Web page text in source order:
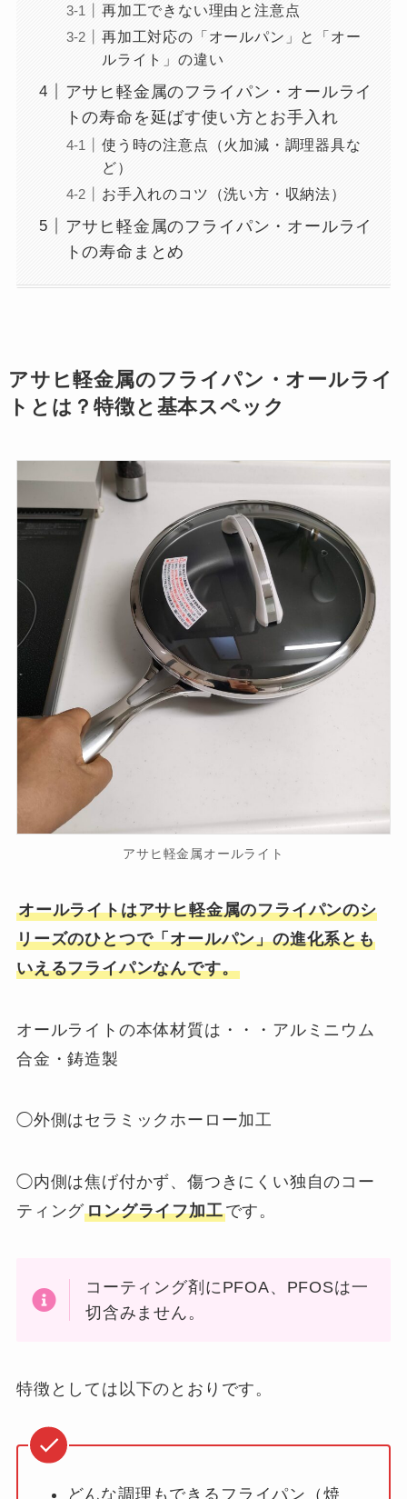
再加工できない理由と注意点
再加工対応の「オールパン」と「オー
ルライト」の違い
アサヒ軽金属のフライパン・オールライ
トの寿命を延ばす使い方とお手入れ
使う時の注意点（火加減・調理器具な
ど）
お手入れのコツ（洗い方・収納法）
アサヒ軽金属のフライパン・オールライ
トの寿命まとめ
アサヒ軽金属のフライパン・オールライ
トとは？特徴と基本スペック
アサヒ軽金属オールライト
オールライトはアサヒ軽金属のフライパンのシ
リーズのひとつで「オールパン」の進化系とも
いえるフライパンなんです。
オールライトの本体材質は・・・アルミニウム
合金・鋳造製
◯外側はセラミックホーロー加工
◯内側は焦げ付かず、傷つきにくい独自のコー
ティングロングライフ加工です。
コーティング剤にPFOA、PFOSは一
切含みません。
特徴としては以下のとおりです。
どんな調理もできるフライパン（焼